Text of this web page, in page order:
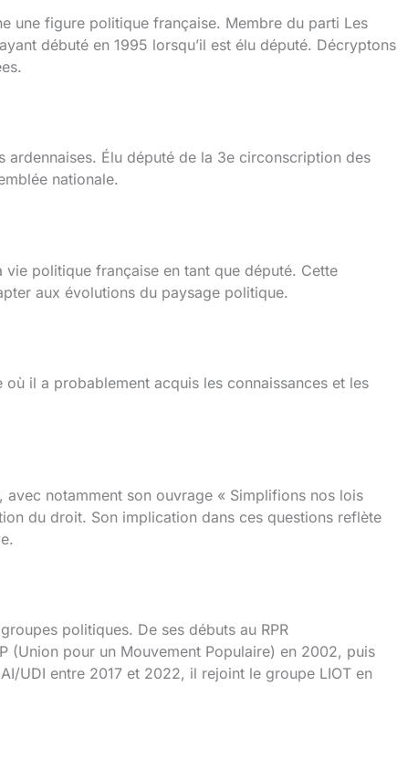
une figure politique française. Membre du parti Les
débuté en 1995 lorsqu’il est élu député. Décryptons
ardennaises. Élu député de la 3e circonscription des
nationale.
vie politique française en tant que député. Cette
aux évolutions du paysage politique.
il a probablement acquis les connaissances et les
avec notamment son ouvrage « Simplifions nos lois
du droit. Son implication dans ces questions reflète
politiques. De ses débuts au RPR
(Union pour un Mouvement Populaire) en 2002, puis
UDI entre 2017 et 2022, il rejoint le groupe LIOT en